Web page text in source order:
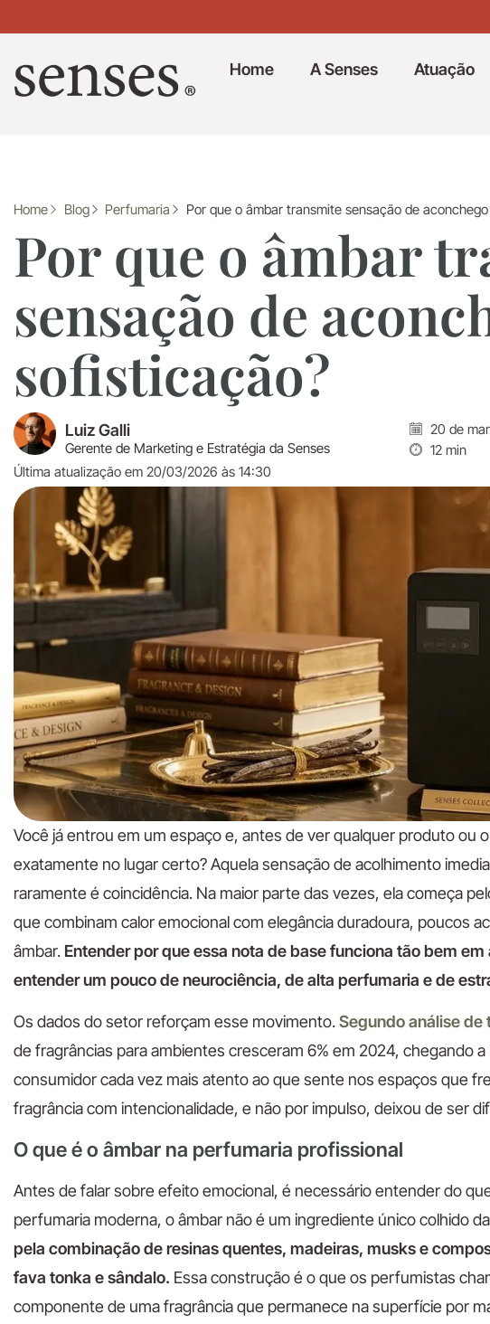
Home A Senses Atuação
Home Blog Perfumaria Por que o âmbar transmite sensação de
Por que o âmbar
sensação de
sofisticação?
Luiz Galli
Gerente de Marketing e Estratégia da Senses
20 de
12 min
Última atualização em 20/03/2026 às 14:30
Você já entrou em um espaço e, antes de ver qualquer produto ou
exatamente no lugar certo? Aquela sensação de acolhimento
raramente é coincidência. Na maior parte das vezes, ela começa
que combinam calor emocional com elegância duradoura, poucos
âmbar. Entender por que essa nota de base funciona tão bem
entender um pouco de neurociência, de alta perfumaria e de
Os dados do setor reforçam esse movimento.Segundo análise
de fragrâncias para ambientes cresceram 6% em 2024, chegando a
consumidor cada vez mais atento ao que sente nos espaços que
fragrância com intencionalidade, e não por impulso, deixou de ser
O que é o âmbar na perfumaria profissional
Antes de falar sobre efeito emocional, é necessário entender do
perfumaria moderna, o âmbar não é um ingrediente único colhido
pela combinação de resinas quentes, madeiras, musks e
fava tonka e sândalo. Essa construção é o que os perfumistas
componente de uma fragrância que permanece na superfície por